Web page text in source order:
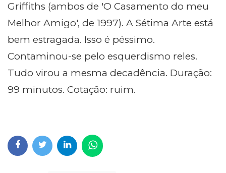
Griffiths (ambos de 'O Casamento do meu
Melhor Amigo', de 1997). A Sétima Arte está
bem estragada. Isso é péssimo.
Contaminou-se pelo esquerdismo reles.
Tudo virou a mesma decadência. Duração:
99 minutos. Cotação: ruim.